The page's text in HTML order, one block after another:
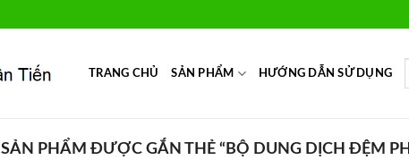
TRANG CHỦ SẢN PHẨM HƯỚNG DẪN SỬ DỤNG
SẢN PHẨM ĐƯỢC GẮN THẺ “BỘ DUNG DỊCH ĐỆM PH